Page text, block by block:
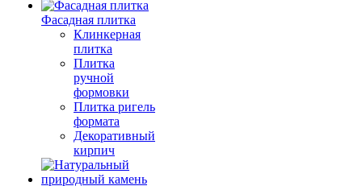
Фасадная плитка
Клинкерная
плитка
Плитка
ручной
формовки
Плитка ригель
формата
Декоративный
кирпич